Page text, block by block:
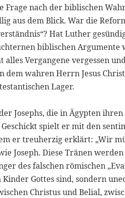
Frage nach der biblischen
aus dem Blick. War die
Hat Luther
biblischen
Vergangene vergessen
dem wahren Herrn Jesus
Lager.
Josephs, die in Ägypten
spielt er mit den
er treuherzig erklärt: „Wir
Joseph. Diese Tränen
des falschen römischen
Gottes sind, sondern
Christus und Belial,